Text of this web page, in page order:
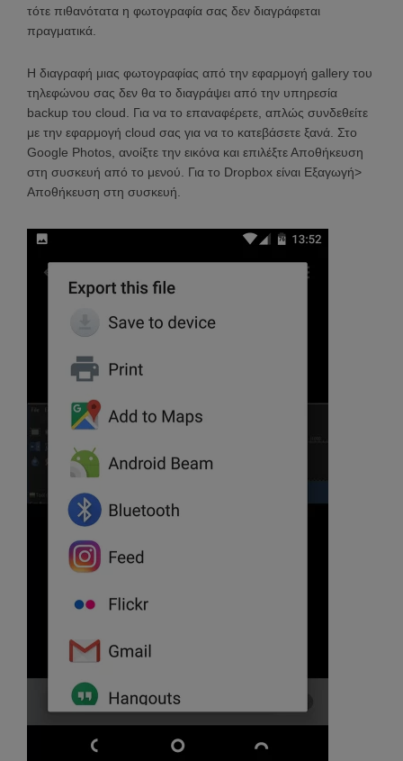
τότε πιθανότατα η φωτογραφία σας δεν διαγράφεται
πραγματικά.
Η διαγραφή μιας φωτογραφίας από την εφαρμογή gallery του
τηλεφώνου σας δεν θα το διαγράψει από την υπηρεσία
backup του cloud. Για να το επαναφέρετε, απλώς συνδεθείτε
με την εφαρμογή cloud σας για να το κατεβάσετε ξανά. Στο
Google Photos, ανοίξτε την εικόνα και επιλέξτε Αποθήκευση
στη συσκευή από το μενού. Για το Dropbox είναι Εξαγωγή>
Αποθήκευση στη συσκευή.